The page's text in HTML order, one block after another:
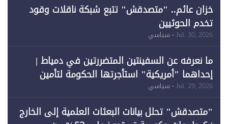
خزان عائم.. "متصدقش" تتبع شبكة ناقلات وقود
تخدم الحوثيين
Jul. 30, 2026- سياسي
ما نعرفه عن السفينتين المتضررتين في دمياط |
إحداهما "أمريكية" استأجرتها الحكومة لتأمين
احتياجات الطاقة
Jul. 29, 2026- سياسي
"متصدقش" تحلل بيانات البعثات العلمية إلى الخارج